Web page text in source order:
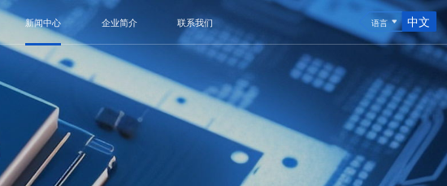
语言 中文
新闻中心 企业简介 联系我们